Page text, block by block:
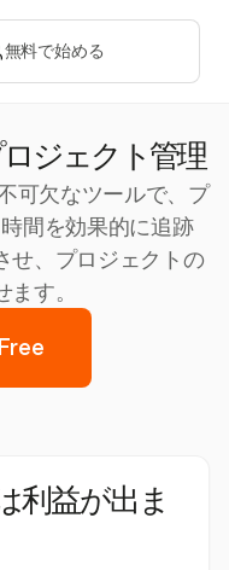
無料で始める
ジェクト管理
可欠なツールで、プ
間を効果的に追跡
せ、プロジェクトの
す。
利益が出ま